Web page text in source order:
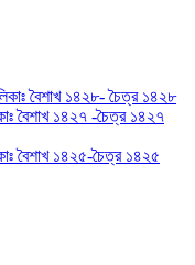
বৈশাখ ১৪২৮- চৈত্র ১৪২৮
বৈশাখ ১৪২৭ -চৈত্র ১৪২৭
বৈশাখ ১৪২৫-চৈত্র ১৪২৫